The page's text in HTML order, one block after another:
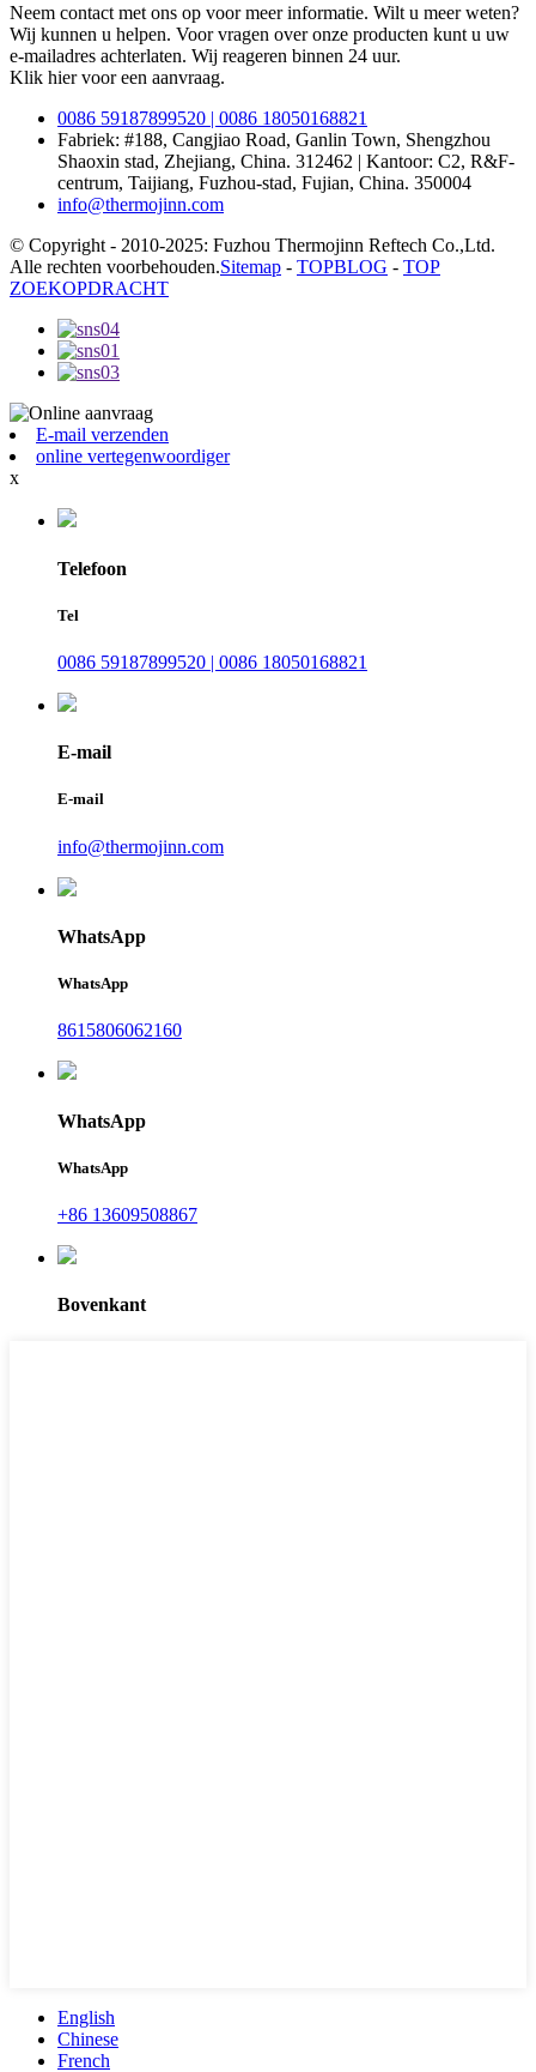
Neem contact met ons op voor meer informatie. Wilt u meer weten?
Wij kunnen u helpen. Voor vragen over onze producten kunt u uw
e-mailadres achterlaten. Wij reageren binnen 24 uur.
Klik hier voor een aanvraag.
0086 59187899520 | 0086 18050168821
Fabriek: #188, Cangjiao Road, Ganlin Town, Shengzhou
Shaoxin stad, Zhejiang, China. 312462 | Kantoor: C2, R&F-
centrum, Taijiang, Fuzhou-stad, Fujian, China. 350004
info@thermojinn.com
© Copyright - 2010-2025: Fuzhou Thermojinn Reftech Co.,Ltd.
Alle rechten voorbehouden.Sitemap - TOPBLOG - TOP
ZOEKOPDRACHT
E-mail verzenden
online vertegenwoordiger
x
Telefoon
Tel
0086 59187899520 | 0086 18050168821
E-mail
E-mail
info@thermojinn.com
WhatsApp
WhatsApp
8615806062160
WhatsApp
WhatsApp
+86 13609508867
Bovenkant
English
Chinese
French